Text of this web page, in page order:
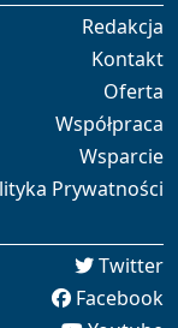
Redakcja
Kontakt
Oferta
Współpraca
Wsparcie
Prywatności
Twitter
Facebook